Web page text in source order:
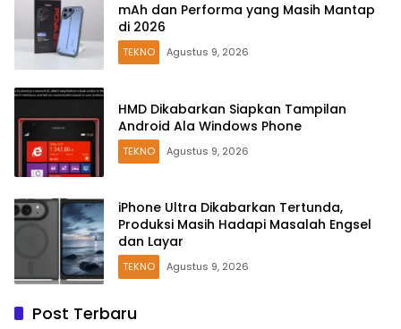
mAh dan Performa yang Masih Mantap
di 2026
TEKNO Agustus 9, 2026
HMD Dikabarkan Siapkan Tampilan
Android Ala Windows Phone
TEKNO Agustus 9, 2026
iPhone Ultra Dikabarkan Tertunda,
Produksi Masih Hadapi Masalah Engsel
dan Layar
TEKNO Agustus 9, 2026
Post Terbaru